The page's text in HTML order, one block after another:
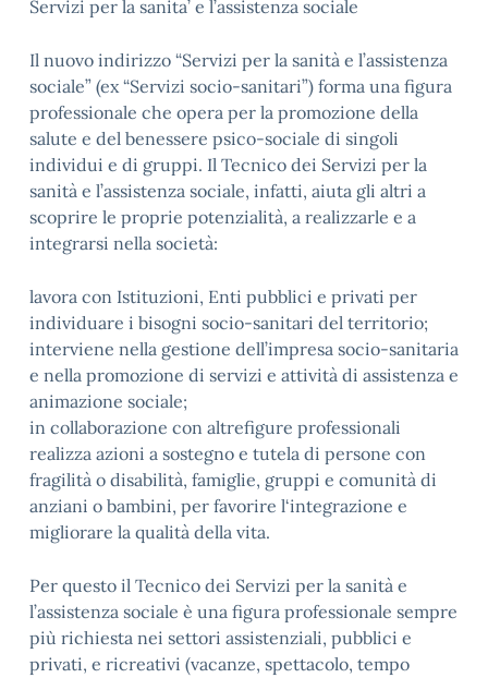
Servizi per la sanita’ e l’assistenza sociale
Il nuovo indirizzo “Servizi per la sanità e l’assistenza
sociale” (ex “Servizi socio-sanitari”) forma una figura
professionale che opera per la promozione della
salute e del benessere psico-sociale di singoli
individui e di gruppi. Il Tecnico dei Servizi per la
sanità e l’assistenza sociale, infatti, aiuta gli altri a
scoprire le proprie potenzialità, a realizzarle e a
integrarsi nella società:
lavora con Istituzioni, Enti pubblici e privati per
individuare i bisogni socio-sanitari del territorio;
interviene nella gestione dell’impresa socio-sanitaria
e nella promozione di servizi e attività di assistenza e
animazione sociale;
in collaborazione con altrefigure professionali
realizza azioni a sostegno e tutela di persone con
fragilità o disabilità, famiglie, gruppi e comunità di
anziani o bambini, per favorire l‘integrazione e
migliorare la qualità della vita.
Per questo il Tecnico dei Servizi per la sanità e
l’assistenza sociale è una figura professionale sempre
più richiesta nei settori assistenziali, pubblici e
privati, e ricreativi (vacanze, spettacolo, tempo